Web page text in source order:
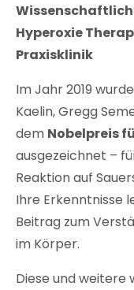
Hyperoxie
Praxisklinik
Im Jahr 2019
Kaelin, Gregg
dem Nobelpreis
ausgezeichnet –
Reaktion auf
Ihre Erkenntnisse
Beitrag zum
im Körper.
Diese und weitere